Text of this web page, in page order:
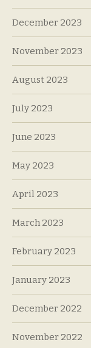
December 2023
November 2023
August 2023
July 2023
June 2023
May 2023
April 2023
March 2023
February 2023
January 2023
December 2022
November 2022